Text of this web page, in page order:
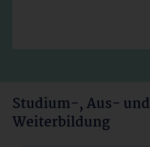
Studium-, Aus- und
Weiterbildung